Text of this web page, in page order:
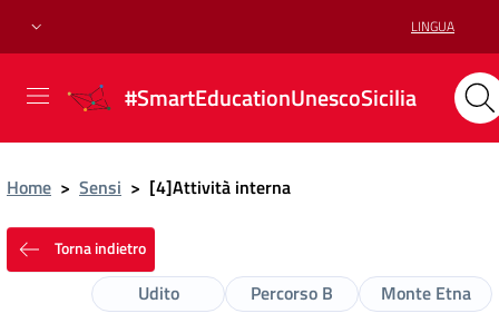
LINGUA
#SmartEducationUnescoSicilia
Home > Sensi > [4]Attività interna
Torna indietro
Monte Etna
Percorso B
Udito